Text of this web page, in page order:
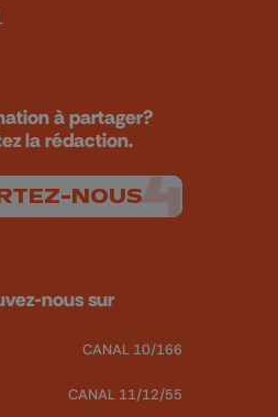
à partager?
la rédaction.
NOUS
nous sur
CANAL 10/166
CANAL 11/12/55